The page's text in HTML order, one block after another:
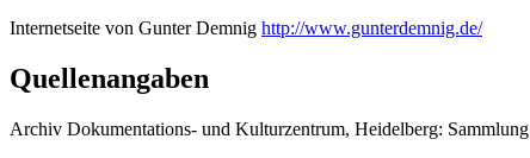
Internetseite von Gunter Demnig http://www.gunterdemnig.de/
Quellenangaben
Archiv Dokumentations- und Kulturzentrum, Heidelberg: